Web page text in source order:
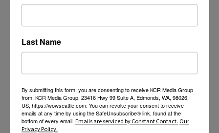
Last Name
By submitting this form, you are consenting to receive KCR Media Group
from: KCR Media Group, 23416 Hwy 99 Suite A, Edmonds, WA, 98026,
US, https://wowseattle.com. You can revoke your consent to receive
emails at any time by using the SafeUnsubscribe® link, found at the
bottom of every email. Emails are serviced by Constant Contact. Our
Privacy Policy.